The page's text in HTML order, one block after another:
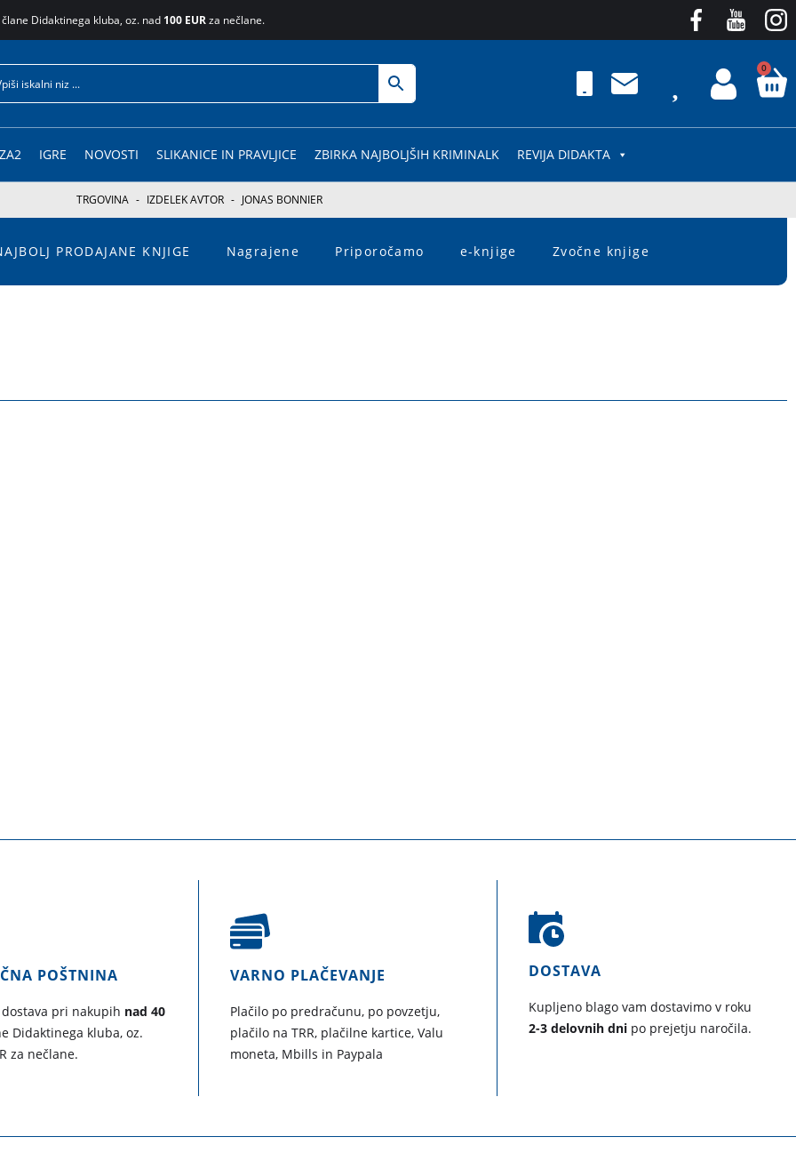
Didaktinega kluba, oz. nad 100 EURza nečlane.
0
IGRE NOVOSTI SLIKANICE IN PRAVLJICE ZBIRKA NAJBOLJŠIH KRIMINALK REVIJA DIDAKTA
TRGOVINA - IZDELEK AVTOR - JONAS BONNIER
PRODAJANE KNJIGE Nagrajene Priporočamo e-knjige Zvočne knjige
POŠTNINA
pri nakupih nad 40
Didaktinega kluba, oz.
za nečlane.
VARNO PLAČEVANJE
Plačilo po predračunu, po povzetju,
plačilo na TRR, plačilne kartice, Valu
moneta, Mbills in Paypala
DOSTAVA
Kupljeno blago vam dostavimo v roku
2-3 delovnih dni po prejetju naročila.